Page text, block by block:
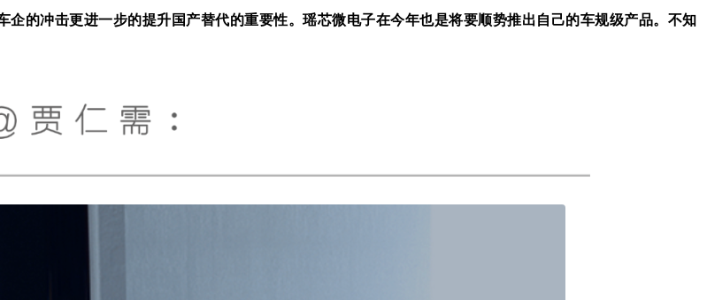
的冲击更进一步的提升国产替代的重要性。瑶芯微电子在今年也是将要顺势推出自己的车规级产品。不知